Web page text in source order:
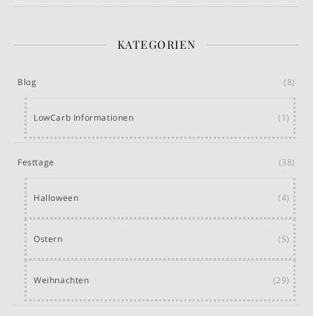
KATEGORIEN
Blog (8)
LowCarb Informationen (1)
Festtage (38)
Halloween (4)
Ostern (5)
Weihnachten (29)